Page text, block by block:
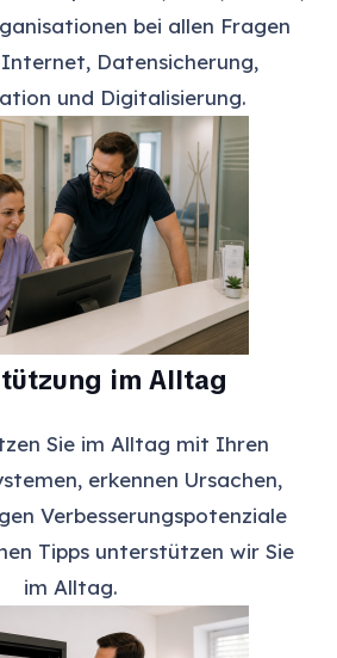
bei allen Fragen
Datensicherung,
und Digitalisierung.
im Alltag
Sie im Alltag mit Ihren
erkennen Ursachen,
Verbesserungspotenziale
Tipps unterstützen wir Sie
im Alltag.